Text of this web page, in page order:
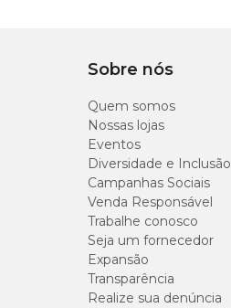
Sobre nós
Quem somos
Nossas lojas
Eventos
Diversidade e Inclusão
Campanhas Sociais
Venda Responsável
Trabalhe conosco
Seja um fornecedor
Expansão
Transparência
Realize sua denúncia